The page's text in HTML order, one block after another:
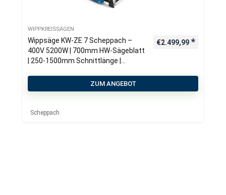
WIPPKREISSÄGEN
Wippsäge KW-ZE 7 Scheppach –
400V 5200W | 700mm HW-Sägeblatt
| 250-1500mm Schnittlänge |
€2.499,99
ZUM ANGEBOT
Scheppach